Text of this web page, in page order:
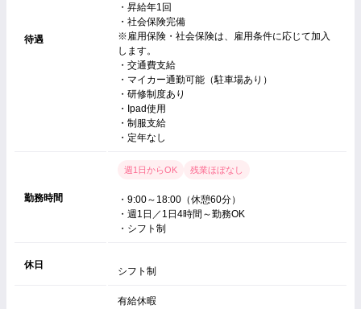
待遇
・昇給年1回
・社会保険完備
※雇用保険・社会保険は、雇用条件に応じて加入
します。
・交通費支給
・マイカー通勤可能（駐車場あり）
・研修制度あり
・Ipad使用
・制服支給
・定年なし
勤務時間
週1日からOK 残業ほぼなし
・9:00～18:00（休憩60分）
・週1日／1日4時間～勤務OK
・シフト制
休日
シフト制
有給休暇